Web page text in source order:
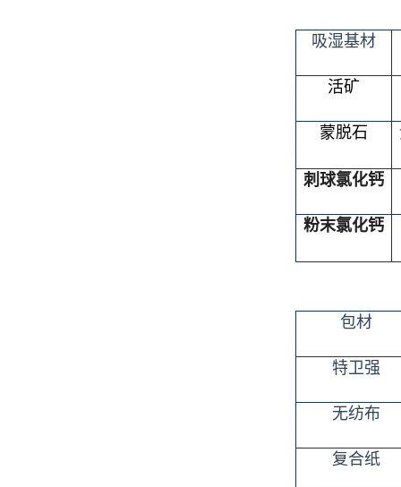
吸湿基材
活矿
蒙脱石
刺球氯化钙
粉末氯化钙
包材
特卫强
无纺布
复合纸